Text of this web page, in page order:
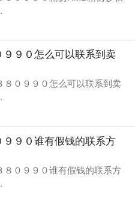
９０怎么可以联系到卖
８０９９０怎么可以联系到卖
９０谁有假钱的联系方
８０９９０谁有假钱的联系方